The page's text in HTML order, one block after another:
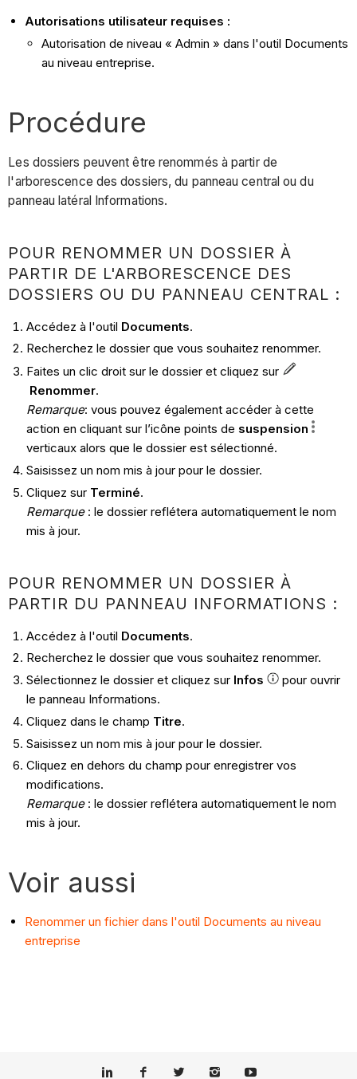
Autorisations utilisateur requises :
Autorisation de niveau « Admin » dans l'outil Documents
au niveau entreprise.
Procédure
Les dossiers peuvent être renommés à partir de
l'arborescence des dossiers, du panneau central ou du
panneau latéral Informations.
POUR RENOMMER UN DOSSIER À
PARTIR DE L'ARBORESCENCE DES
DOSSIERS OU DU PANNEAU CENTRAL :
Accédez à l'outil Documents.
Recherchez le dossier que vous souhaitez renommer.
Faites un clic droit sur le dossier et cliquez sur
Renommer.
Remarque: vous pouvez également accéder à cette
action en cliquant sur l’icône points de suspension
verticaux alors que le dossier est sélectionné.
Saisissez un nom mis à jour pour le dossier.
Cliquez sur Terminé.
Remarque: le dossier reflétera automatiquement le nom
mis à jour.
POUR RENOMMER UN DOSSIER À
PARTIR DU PANNEAU INFORMATIONS :
Accédez à l'outil Documents.
Recherchez le dossier que vous souhaitez renommer.
Sélectionnez le dossier et cliquez sur Infos
pour ouvrir
le panneau Informations.
Cliquez dans le champ Titre.
Saisissez un nom mis à jour pour le dossier.
Cliquez en dehors du champ pour enregistrer vos
modifications.
Remarque: le dossier reflétera automatiquement le nom
mis à jour.
Voir aussi
Renommer un fichier dans l'outil Documents au niveau
entreprise